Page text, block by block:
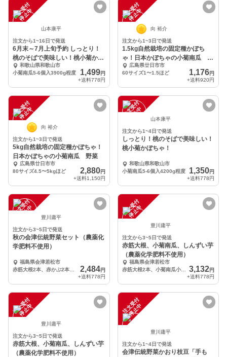
注
文
受
付
停
止
中
山本康平
注文から1~16日で発送
6月末～7月上旬予約 しっとり！
桃のそばで美味しい！桃小菊かぼ
ちゃ！
和歌山県和歌山市
小菊南瓜5-6個入3900g程度
1,499円
+送料778円
注
文
受
付
停
止
中
向 裕介
注文から1~3日で発送
1.5kg自然栽培の固定種かぼち
ゃ！日本かぼちゃの小菊南瓜 野
菜 広島県廿日市市
60サイズ1〜1.5ほど
1,176円
+送料920円
注
文
受
付
停
止
中
向 裕介
注文から1~3日で発送
5kg自然栽培の固定種かぼちゃ！
日本かぼちゃの小菊南瓜 野菜
広島県廿日市市
80サイズ4.5〜5kgほど
2,880円
+送料1,150円
注
文
受
付
停
止
中 山本康平
注文から1~4日で発送
しっとり！桃のそばで美味しい！
桃小菊かぼちゃ！
和歌山県和歌山市
小菊南瓜5-6個入4200g程度
1,350円
+送料778円
注
文
受
付
停
止
中 豊川庸平
注文から3~5日で発送
秋の会津伝統野菜セット（農薬化
学肥料不使用）
福島県会津若松市
2,484円
+送料778円
注
文
受
付
停
止
中
豊川庸平
注文から3~5日で発送
赤筋大根、小菊南瓜、しんずい芋
（農薬化学肥料不使用）
福島県会津若松市
赤筋大根2本、小菊南瓜小1個、しんずい芋2kg
3,132円
+送料778円
注
文
受
付
停
止
中
豊川庸平
注文から3~5日で発送
赤筋大根、小菊南瓜、しんずい芋
（農薬化学肥料不使用）
注
文
受
付
停
止
中
豊川庸平
注文から1~4日で発送
会津伝統野菜かおり枝豆「手も